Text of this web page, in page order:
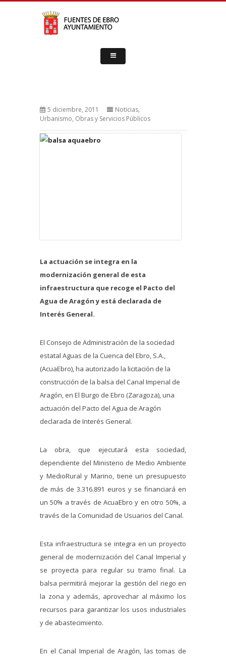
5 diciembre, 2011 Noticias,
Urbanismo, Obras y Servicios Públicos
La actuación se integra en la
modernización general de esta
infraestructura que recoge el Pacto del
Agua de Aragón y está declarada de
Interés General.
El Consejo de Administración de la sociedad
estatal Aguas de la Cuenca del Ebro, S.A.,
(AcuaEbro), ha autorizado la licitación de la
construcción de la balsa del Canal Imperial de
Aragón, en El Burgo de Ebro (Zaragoza), una
actuación del Pacto del Agua de Aragón
declarada de Interés General.
La obra, que ejecutará esta sociedad,
dependiente del Ministerio de Medio Ambiente
y MedioRural y Marino, tiene un presupuesto
de más de 3.316.891 euros y se financiará en
un 50% a través de AcuaEbro y en otro 50%, a
través de la Comunidad de Usuarios del Canal.
Esta infraestructura se integra en un proyecto
general de modernización del Canal Imperial y
se proyecta para regular su tramo final. La
balsa permitirá mejorar la gestión del riego en
la zona y además, aprovechar al máximo los
recursos para garantizar los usos industriales
y de abastecimiento.
En el Canal Imperial de Aragón, las tomas de